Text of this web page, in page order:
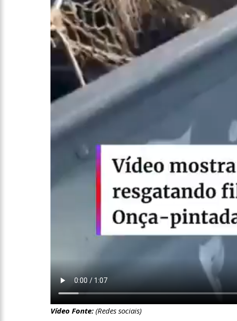
20:23 Prefeitura abre
Pré-Candidata a
intenção de votos
10:06 Populares expulsam
medidores em Manaus
Bolsonaro vai retornar
22:10 PRÉ-CANDIDATURA –
festa popular
14:41 Mais de 50 unidades de
semana em Manaus
Moradores celebram
Enem só em 2022, tem
Engenheiro é o
11:07
Vídeo Fonte: (Redes sociais)